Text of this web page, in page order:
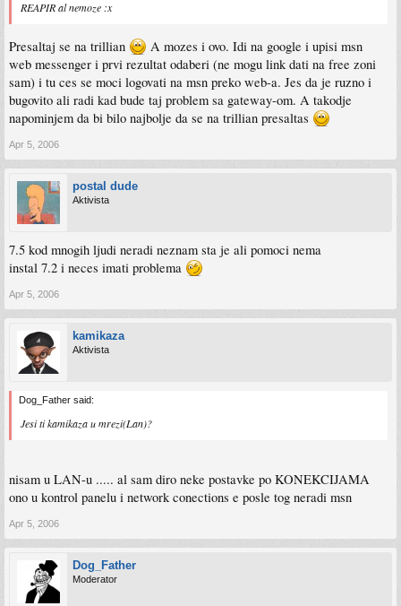
REAPIR al nemoze :x
Presaltaj se na trillian
A mozes i ovo. Idi na google i upisi msn
web messenger i prvi rezultat odaberi (ne mogu link dati na free zoni
sam) i tu ces se moci logovati na msn preko web-a. Jes da je ruzno i
bugovito ali radi kad bude taj problem sa gateway-om. A takodje
napominjem da bi bilo najbolje da se na trillian presaltas
Apr 5, 2006
postal dude
Aktivista
7.5 kod mnogih ljudi neradi neznam sta je ali pomoci nema
instal 7.2 i neces imati problema
Apr 5, 2006
kamikaza
Aktivista
Dog_Father said:
Jesi ti kamikaza u mrezi(Lan)?
nisam u LAN-u ..... al sam diro neke postavke po KONEKCIJAMA
ono u kontrol panelu i network conections e posle tog neradi msn
Apr 5, 2006
Dog_Father
Moderator